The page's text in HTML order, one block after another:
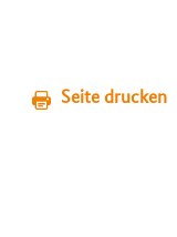
Seite drucken